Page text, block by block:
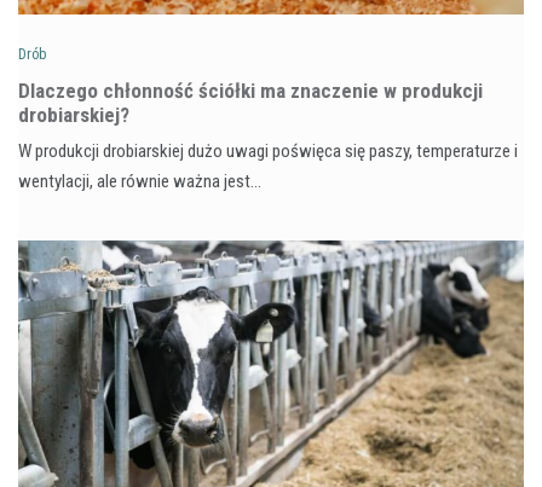
Drób
Dlaczego chłonność ściółki ma znaczenie w produkcji
drobiarskiej?
W produkcji drobiarskiej dużo uwagi poświęca się paszy, temperaturze i
wentylacji, ale równie ważna jest…